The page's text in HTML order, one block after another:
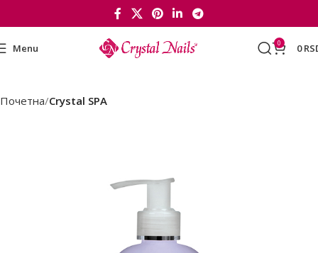
Menu 0 0
Почетна Crystal SPA